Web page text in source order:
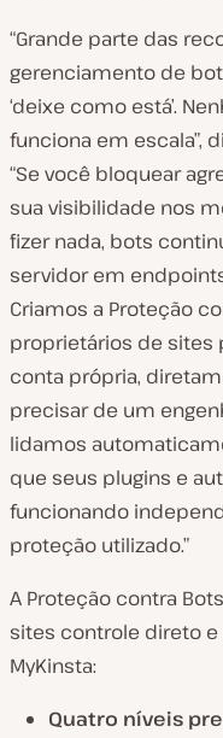
“Grande parte das
gerenciamento de
‘deixe como está’.
funciona em escala”,
“Se você bloquear
sua visibilidade nos
fizer nada, bots
servidor em
Criamos a Proteção
proprietários de sites
conta própria,
precisar de um
lidamos
que seus plugins e
funcionando
proteção utilizado.”
A Proteção contra
sites controle direto
MyKinsta:
Quatro níveis